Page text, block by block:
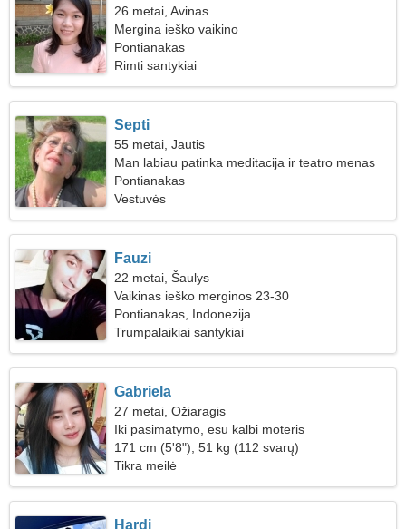
26 metai, Avinas
Mergina ieško vaikino
Pontianakas
Rimti santykiai
Septi
55 metai, Jautis
Man labiau patinka meditacija ir teatro menas
Pontianakas
Vestuvės
Fauzi
22 metai, Šaulys
Vaikinas ieško merginos 23-30
Pontianakas, Indonezija
Trumpalaikiai santykiai
Gabriela
27 metai, Ožiaragis
Iki pasimatymo, esu kalbi moteris
171 cm (5'8"), 51 kg (112 svarų)
Tikra meilė
Hardi